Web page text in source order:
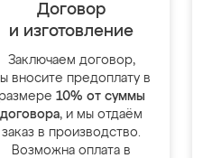
Договор
и изготовление
Заключаем договор,
вносите предоплату в
размере 10% от суммы
договора, и мы отдаём
заказ в производство.
Возможна оплата в